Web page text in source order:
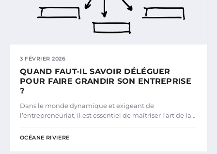
3 FÉVRIER 2026
QUAND FAUT-IL SAVOIR DÉLÉGUER
POUR FAIRE GRANDIR SON ENTREPRISE
?
Dans le monde dynamique et exigeant de
l’entrepreneuriat, il est essentiel de maîtriser l’art de la…
OCÉANE RIVIERE